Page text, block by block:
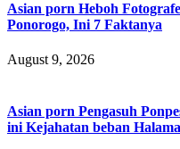
Asian porn Heboh
Ponorogo, Ini 7 Faktanya
August 9, 2026
Asian porn Pengasuh
ini Kejahatan beban